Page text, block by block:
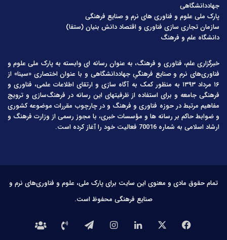
جهاددانشگاهی
پارک ملی علوم و فناوری های نرم و صنایع فرهنگی
سازمان تجاری سازی فناوری و اقتصاد دانش بنیان (ستفا)
دانشگاه علم و فرهنگ
خبرگزاری علم، فناوری و فرهنگ، به عنوان رسانه ای وابسته به پارک ملی علوم و
فناوری‌های نرم و صنایع فرهنگیِ جهاددانشگاهی و با عنوان اختصاری «سینا» از
۱۶ مرداد ۱۳۹۳ به منظور کمک به آگاه سازی و ارتقای اطلاعات علمی، فناوری و
فرهنگی جامعه و برای استفاده از ظرفیتهای این رسانه در فرهنگ‌سازی و ترویج
مفاهیم مرتبط در حوزه فناوری و فرهنگ و در چارچوب مقررات موضوعه کشوری
و ضوابط حاکم بر رسانه ها و مؤسسات خبری، با مجوز رسمی از وزارت فرهنگ و
ارشاد اسلامی به شماره 70016 فعالیت خود را آغاز کرده است.
تمام حقوق مادی و معنوی این سایت برای پارک ملی، علوم و فناوری‌های نرم و
صنایع فرهنگی محفوظ است.
فیس لینکدیناینستاگرامتلگرامتماس درباره